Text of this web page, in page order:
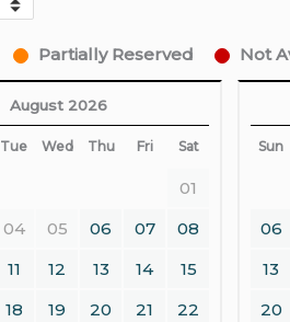
Partially Reserved Not
August 2026
Tue Wed Thu Fri Sat
01
04 05 06 07
08
11 12 13 14
15
18 19 20 21
22
Sun
06
13
20